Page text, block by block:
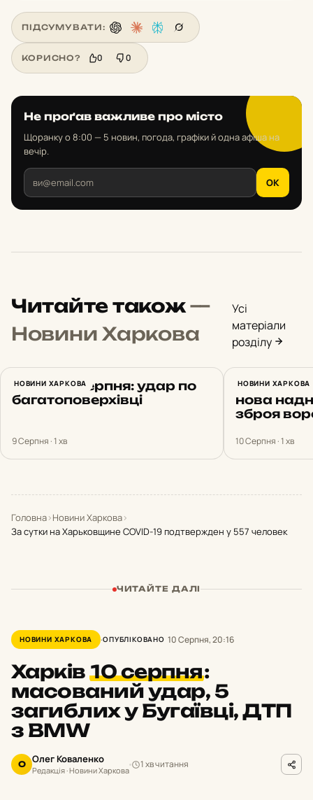
ПІДСУМУВАТИ:
КОРИСНО? 0 0
Не проґав важливе про місто
Щоранку о 8:00 — 5 новин, погода, графіки й одна афіша на
вечір.
OK
Читайте також—
Новини Харкова
Усі
матеріали
розділу
НОВИНИ ХАРКОВА
Харків 9 серпня: удар по
багатоповерхівці
9 Серпня · 1 хв
НОВИНИ ХАРКОВА
Терехов:
нова
зброя
10 Серпня · 1 хв
Головна›Новини Харкова›
За сутки на Харьковщине COVID-19 подтвержден у 557 человек
ЧИТАЙТЕ ДАЛІ
НОВИНИ ХАРКОВА ОПУБЛІКОВАНО 10 Серпня, 20:16
Харків10 серпня:
масований удар, 5
загиблих у Бугаївці, ДТП
з BMW
О Олег Коваленко
Редакція · Новини Харкова
1 хв читання